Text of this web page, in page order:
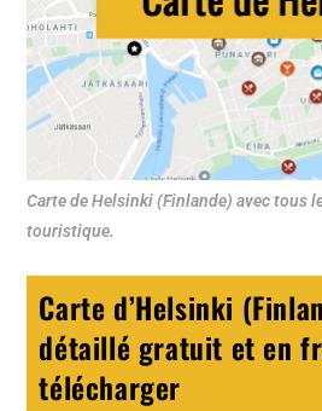
Carte de Helsinki (Finlande) avec tous
touristique.
Carte d’Helsinki
détaillé gratuit et en
télécharger